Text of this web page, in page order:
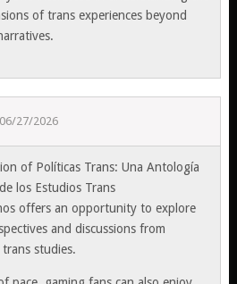
of trans experiences beyond
06/27/2026
of Políticas Trans: Una Antología
los Estudios Trans
offers an opportunity to explore
and discussions from
studies.